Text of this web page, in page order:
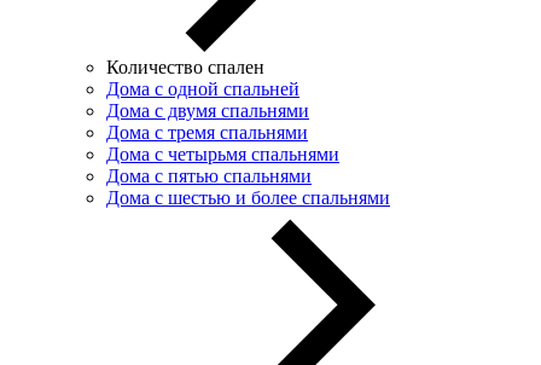
Количество спален
Дома с одной спальней
Дома с двумя спальнями
Дома с тремя спальнями
Дома с четырьмя спальнями
Дома с пятью спальнями
Дома с шестью и более спальнями